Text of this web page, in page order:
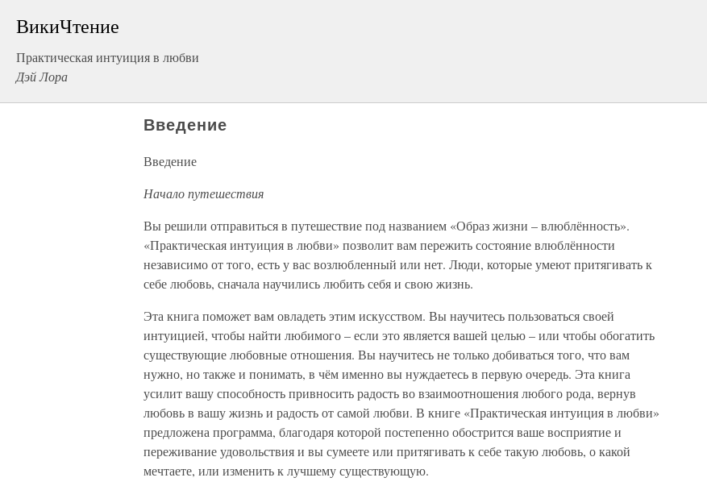
ВикиЧтение
Практическая интуиция в любви
Дэй Лора
Введение
Введение
Начало путешествия
Вы решили отправиться в путешествие под названием «Образ жизни – влюблённость».
«Практическая интуиция в любви» позволит вам пережить состояние влюблённости
независимо от того, есть у вас возлюбленный или нет. Люди, которые умеют притягивать к
себе любовь, сначала научились любить себя и свою жизнь.
Эта книга поможет вам овладеть этим искусством. Вы научитесь пользоваться своей
интуицией, чтобы найти любимого – если это является вашей целью – или чтобы обогатить
существующие любовные отношения. Вы научитесь не только добиваться того, что вам
нужно, но также и понимать, в чём именно вы нуждаетесь в первую очередь. Эта книга
усилит вашу способность привносить радость во взаимоотношения любого рода, вернув
любовь в вашу жизнь и радость от самой любви. В книге «Практическая интуиция в любви»
предложена программа, благодаря которой постепенно обострится ваше восприятие и
переживание удовольствия и вы сумеете или притягивать к себе такую любовь, о какой
мечтаете, или изменить к лучшему существующую.